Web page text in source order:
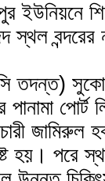
স্থল
তদন্ত)
পোর্ট
জামিরুল
হয়। পরে